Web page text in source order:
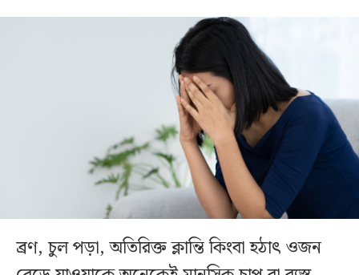
ব্রণ, চুল পড়া, অতিরিক্ত ক্লান্তি কিংবা হঠাৎ ওজন